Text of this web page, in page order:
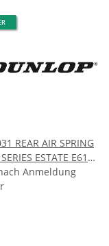
REAR AIR SPRING
ESTATE E61
2004-2010
Anmeldung